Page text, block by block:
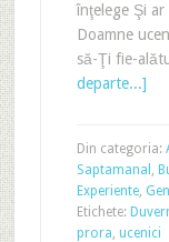
înţelege Şi ar
Doamne
să-Ţi fie-
departe...]
Din categoria:
Saptamanal ,
Experiente,
Etichete:
prora, ucenici